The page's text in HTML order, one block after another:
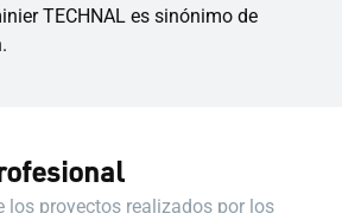
TECHNAL es sinónimo de
los proyectos realizados por los